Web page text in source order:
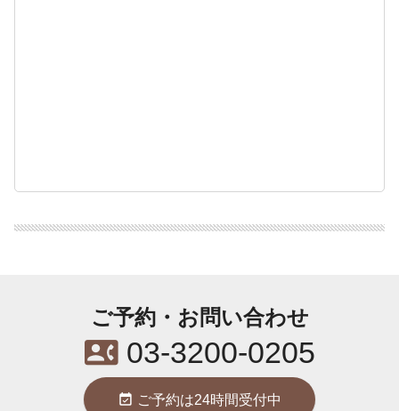
ご予約・お問い合わせ
contact_phone03-3200-0205
event_available ご予約は24時間受付中